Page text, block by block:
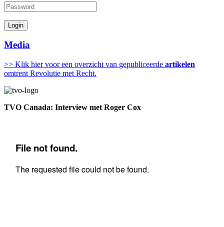
Media
>> Klik hier voor een overzicht van gepubliceerde artikelen
omtrent Revolutie met Recht.
TVO Canada: Interview met Roger Cox